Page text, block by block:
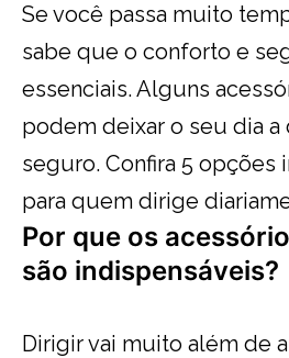
Se você passa muito
sabe que o conforto e
essenciais. Alguns
podem deixar o seu dia a
seguro. Confira 5 opções
para quem dirige
Por que os
são indispensáveis?
Dirigir vai muito além de